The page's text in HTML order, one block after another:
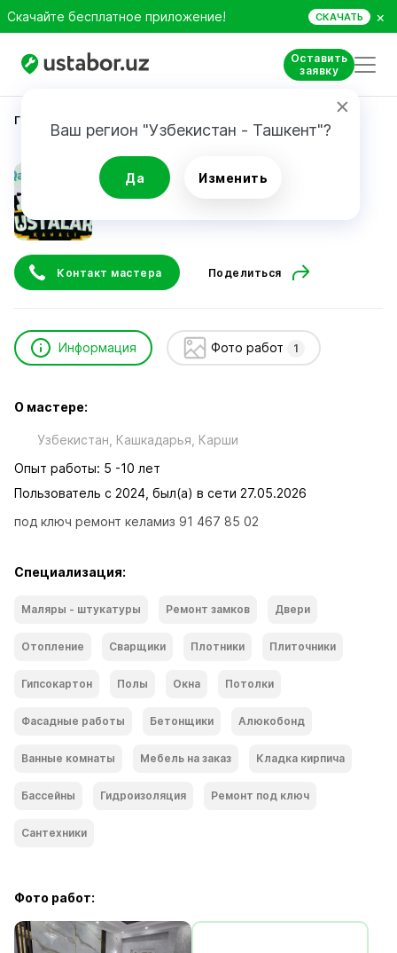
Скачайте бесплатное приложение! СКАЧАТЬ ×
Оставить
заявку
Ваш регион "Узбекистан - Ташкент"?
Да Изменить
Главная
Завкиддин
Контакт мастера Поделиться
Информация Фото работ 1
О мастере:
Узбекистан, Кашкадарья, Карши
Опыт работы: 5 -10 лет
Пользователь с 2024, был(а) в сети 27.05.2026
под ключ ремонт келамиз 91 467 85 02
Специализация:
Маляры - штукатуры Ремонт замков Двери
Отопление Сварщики Плотники Плиточники
Гипсокартон Полы Окна Потолки
Фасадные работы Бетонщики Алюкобонд
Ванные комнаты Мебель на заказ Кладка кирпича
Бассейны Гидроизоляция Ремонт под ключ
Сантехники
Фото работ: